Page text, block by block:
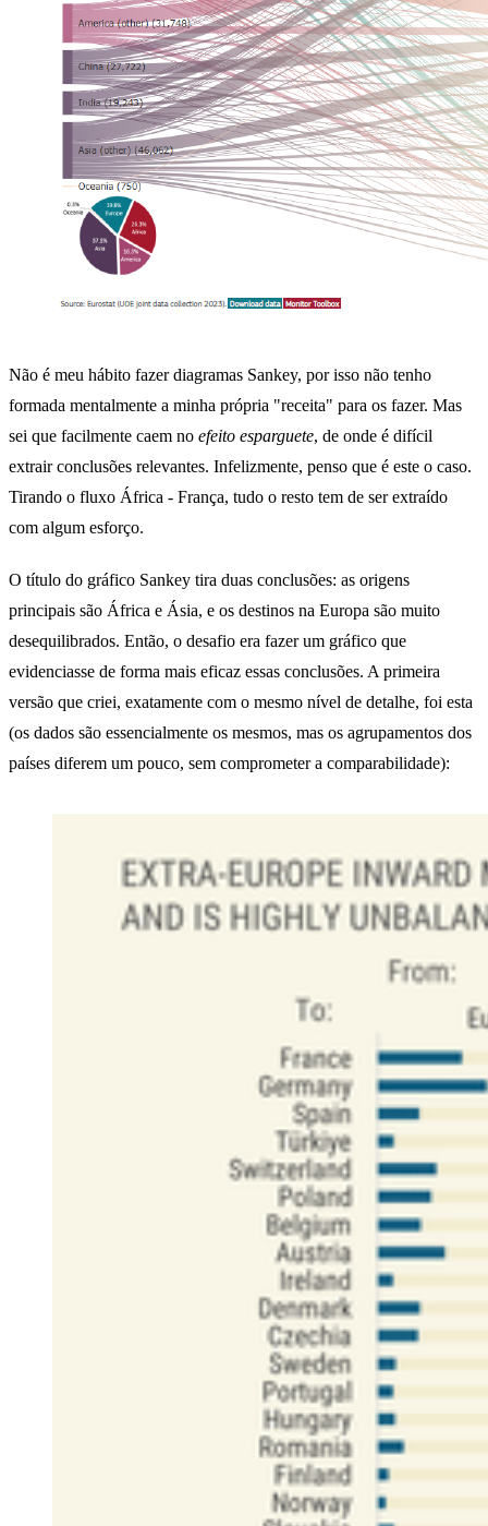
Não é meu hábito fazer diagramas Sankey, por isso não tenho
formada mentalmente a minha própria "receita" para os fazer. Mas
sei que facilmente caem no efeito esparguete, de onde é difícil
extrair conclusões relevantes. Infelizmente, penso que é este o caso.
Tirando o fluxo África - França, tudo o resto tem de ser extraído
com algum esforço.
O título do gráfico Sankey tira duas conclusões: as origens
principais são África e Ásia, e os destinos na Europa são muito
desequilibrados. Então, o desafio era fazer um gráfico que
evidenciasse de forma mais eficaz essas conclusões. A primeira
versão que criei, exatamente com o mesmo nível de detalhe, foi esta
(os dados são essencialmente os mesmos, mas os agrupamentos dos
países diferem um pouco, sem comprometer a comparabilidade):